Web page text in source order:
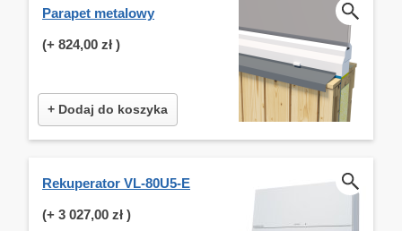
Parapet metalowy
(+ 824,00 zł )
+ Dodaj do koszyka
Rekuperator VL-80U5-E
(+ 3 027,00 zł )